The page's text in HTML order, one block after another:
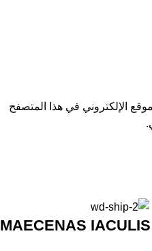
الإلكتروني في هذا المتصفح
MAECENAS IACULIS